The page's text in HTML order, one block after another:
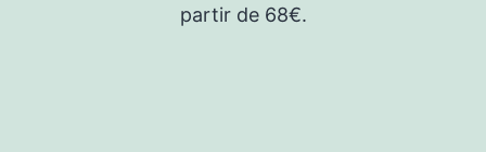
partir de 68€.